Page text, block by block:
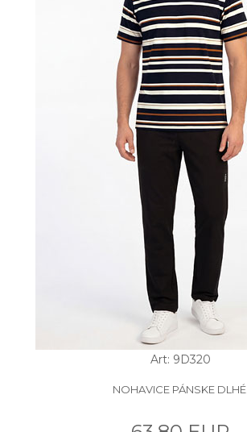
Art: 9D320
NOHAVICE PÁNSKE DLHÉ.